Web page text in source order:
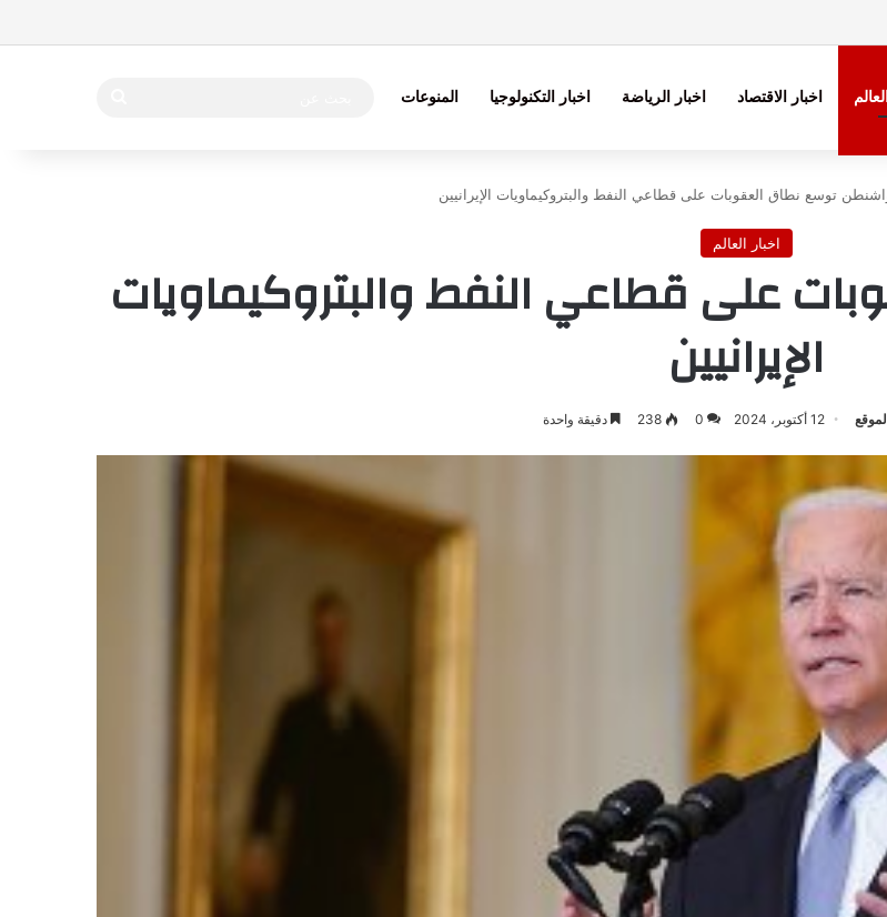
اخبار الاقتصاد اخبار الرياضة اخبار التكنولوجيا المنوعات
توسع نطاق العقوبات على قطاعي النفط والبتروكيماويات الإيرانيين
اخبار العالم
على قطاعي النفط والبتروكيماويات
الإيرانيين
12 أكتوبر، 2024 0
238 دقيقة واحدة